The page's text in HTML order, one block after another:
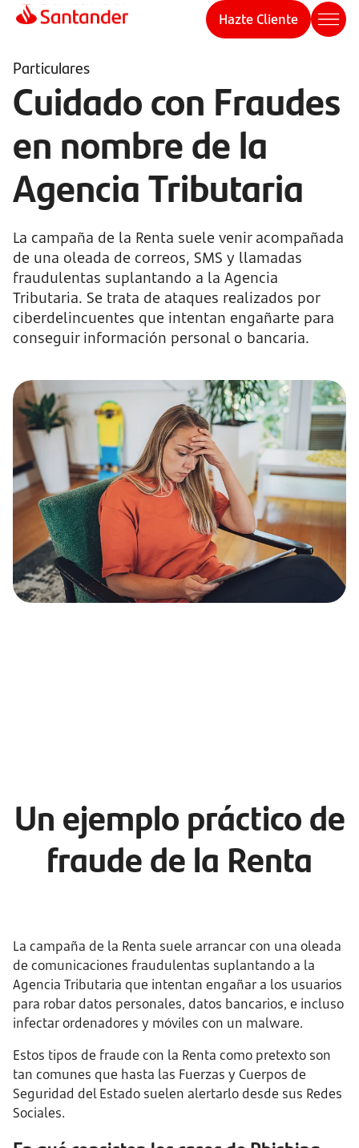
Hazte Cliente
Particulares
Cuidado con Fraudes
en nombre de la
Agencia Tributaria
La campaña de la Renta suele venir acompañada
de una oleada de correos, SMS y llamadas
fraudulentas suplantando a la Agencia
Tributaria. Se trata de ataques realizados por
ciberdelincuentes que intentan engañarte para
conseguir información personal o bancaria.
Un ejemplo práctico de
fraude de la Renta
La campaña de la Renta suele arrancar con una oleada
de comunicaciones fraudulentas suplantando a la
Agencia Tributaria que intentan engañar a los usuarios
para robar datos personales, datos bancarios, e incluso
infectar ordenadores y móviles con un malware.
Estos tipos de fraude con la Renta como pretexto son
tan comunes que hasta las Fuerzas y Cuerpos de
Seguridad del Estado suelen alertarlo desde sus Redes
Sociales.